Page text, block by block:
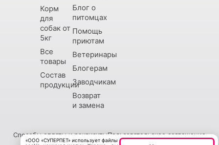
Блог о
питомцах
Помощь
приютам
Ветеринары
Блогерам
Заводчикам
Возврат
и замена
Корм
для
собак от
5кг
Все
товары
Состав
продукции
Способы оплаты и реквизитыПользовательское соглашение
«ООО «СУПЕРПЕТ» использует файлы